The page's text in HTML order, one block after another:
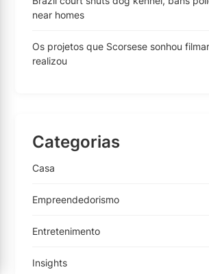
near homes
Os projetos que Scorsese sonhou
realizou
Categorias
Casa
Empreendedorismo
Entretenimento
Insights